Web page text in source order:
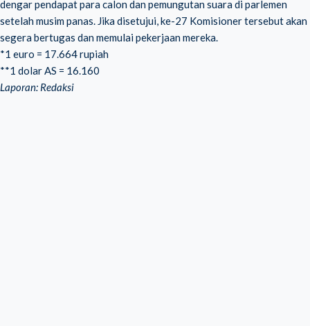
dengar pendapat para calon dan pemungutan suara di parlemen
setelah musim panas. Jika disetujui, ke-27 Komisioner tersebut akan
segera bertugas dan memulai pekerjaan mereka.
*1 euro = 17.664 rupiah
**1 dolar AS = 16.160
Laporan: Redaksi